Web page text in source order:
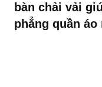
bàn chải vải
phẳng quần áo